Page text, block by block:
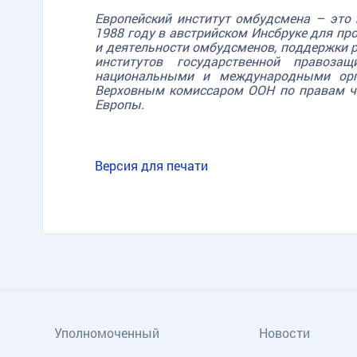
Европейский институт омбудсмена –
1988 году в австрийском Инсбруке для
и деятельности омбудсменов,
институтов государственной
национальными и международными
Верховным комиссаром ООН по правам
Европы.
Версия для печати
Уполномоченный Новости